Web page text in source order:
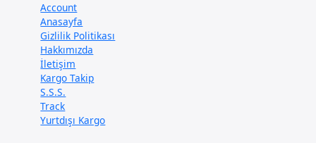
Account
Anasayfa
Gizlilik Politikası
Hakkımızda
İletişim
Kargo Takip
S.S.S.
Track
Yurtdışı Kargo